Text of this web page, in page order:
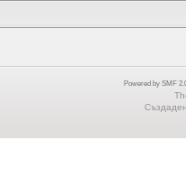
Powered by SMF